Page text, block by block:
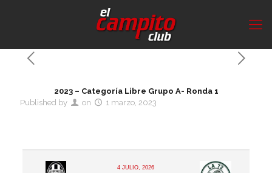
2023 – Categoría Libre Grupo A- Ronda 1
Published by
on 1 marzo, 2023
4 julio, 2026